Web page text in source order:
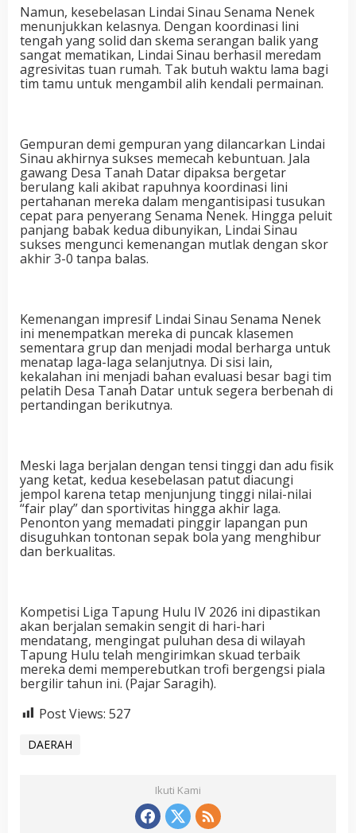
Namun, kesebelasan Lindai Sinau Senama Nenek
menunjukkan kelasnya. Dengan koordinasi lini
tengah yang solid dan skema serangan balik yang
sangat mematikan, Lindai Sinau berhasil meredam
agresivitas tuan rumah. Tak butuh waktu lama bagi
tim tamu untuk mengambil alih kendali permainan.
Gempuran demi gempuran yang dilancarkan Lindai
Sinau akhirnya sukses memecah kebuntuan. Jala
gawang Desa Tanah Datar dipaksa bergetar
berulang kali akibat rapuhnya koordinasi lini
pertahanan mereka dalam mengantisipasi tusukan
cepat para penyerang Senama Nenek. Hingga peluit
panjang babak kedua dibunyikan, Lindai Sinau
sukses mengunci kemenangan mutlak dengan skor
akhir 3-0 tanpa balas.
Kemenangan impresif Lindai Sinau Senama Nenek
ini menempatkan mereka di puncak klasemen
sementara grup dan menjadi modal berharga untuk
menatap laga-laga selanjutnya. Di sisi lain,
kekalahan ini menjadi bahan evaluasi besar bagi tim
pelatih Desa Tanah Datar untuk segera berbenah di
pertandingan berikutnya.
Meski laga berjalan dengan tensi tinggi dan adu fisik
yang ketat, kedua kesebelasan patut diacungi
jempol karena tetap menjunjung tinggi nilai-nilai
“fair play” dan sportivitas hingga akhir laga.
Penonton yang memadati pinggir lapangan pun
disuguhkan tontonan sepak bola yang menghibur
dan berkualitas.
Kompetisi Liga Tapung Hulu IV 2026 ini dipastikan
akan berjalan semakin sengit di hari-hari
mendatang, mengingat puluhan desa di wilayah
Tapung Hulu telah mengirimkan skuad terbaik
mereka demi memperebutkan trofi bergengsi piala
bergilir tahun ini. (Pajar Saragih).
Post Views: 527
DAERAH
Ikuti Kami